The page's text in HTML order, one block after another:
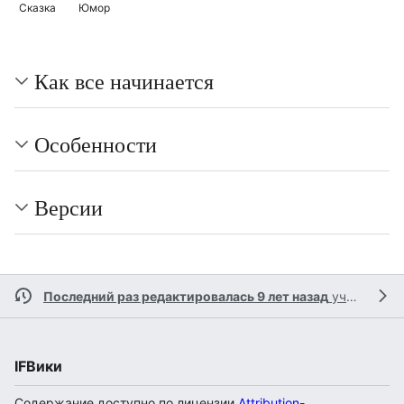
Сказка Юмор
Как все начинается
Особенности
Версии
Последний раз редактировалась 9 лет назад участником
IFВики